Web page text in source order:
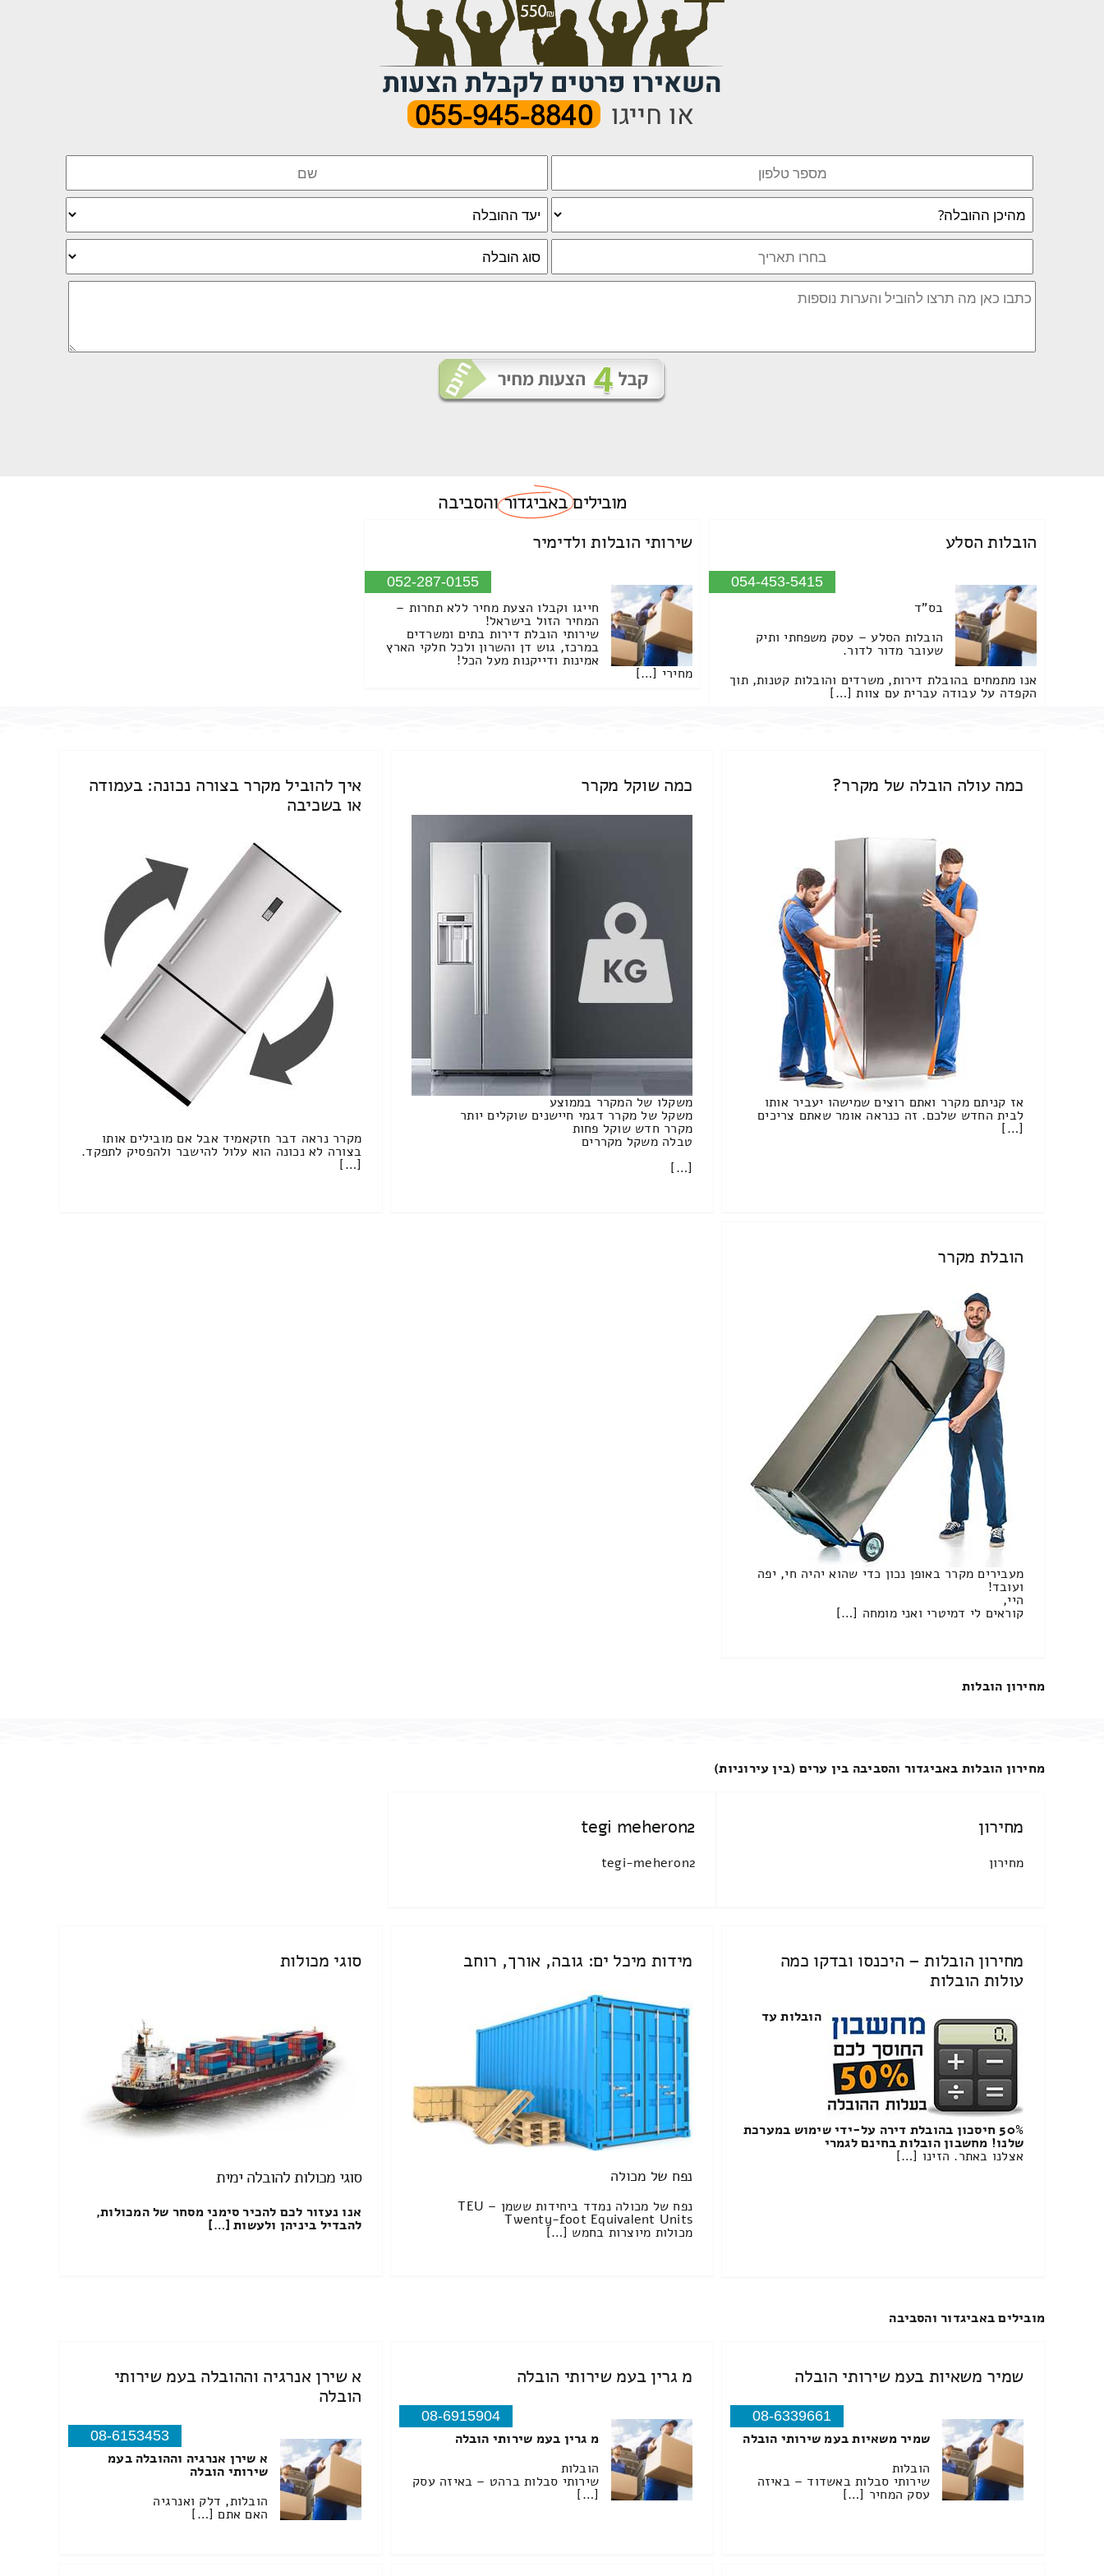
מוביליםבאביגדורוהסביבה
הובלות הסלע
054-453-5415
בס"ד
הובלות הסלע – עסק משפחתי ותיק
שעובר מדור לדור.
אנו מתמחים בהובלת דירות, משרדים והובלות קטנות, תוך
הקפדה על עבודה עברית עם צוות […]
שירותי הובלות ולדימיר
052-287-0155
חייגו וקבלו הצעת מחיר ללא תחרות –
המחיר הזול בישראל!
שירותי הובלת דירות בתים ומשרדים
במרכז, גוש דן והשרון ולכל חלקי הארץ
אמינות ודייקנות מעל הכל!
מחירי […]
כמה עולה הובלה של מקרר?
אז קניתם מקרר ואתם רוצים שמישהו יעביר אותו
לבית החדש שלכם. זה כנראה אומר שאתם צריכים
[…]
כמה שוקל מקרר
משקלו של המקרר בממוצע
משקל של מקרר דגמי חיישנים שוקלים יותר
מקרר חדש שוקל פחות
טבלה משקל מקררים
[…]
איך להוביל מקרר בצורה נכונה: בעמודה
או בשכיבה
מקרר נראה דבר חזקאמיד אבל אם מובילים אותו
בצורה לא נכונה הוא עלול להישבר ולהפסיק לתפקד.
[…]
הובלת מקרר
מעבירים מקרר באופן נכון כדי שהוא יהיה חי, יפה
ועובד!
היי,
קוראים לי דמיטרי ואני מומחה […]
מחירון הובלות
מחירון הובלות באביגדור והסביבה בין ערים (בין עירוניות)
מחירון
מחירון
tegi meheron2
tegi-meheron2
מחירון הובלות – היכנסו ובדקו כמה
עולות הובלות
הובלות עד
50% חיסכון בהובלת דירה על-ידי שימוש במערכת
שלנו! מחשבון הובלות בחינם לגמרי
אצלנו באתר. הזינו […]
מידות מיכל ים: גובה, אורך, רוחב
נפח של מכולה
נפח של מכולה נמדד ביחידות ששמן TEU –
Twenty-foot Equivalent Units
מכולות מיוצרות בחמש […]
סוגי מכולות
סוגי מכולות להובלה ימית
אנו נעזור לכם להכיר סימני מסחר של המכולות,
להבדיל ביניהן ולעשות […]
מובילים באביגדור והסביבה
שמיר משאיות בעמ שירותי הובלה
08-6339661
שמיר משאיות בעמ שירותי הובלה
הובלות
שירותי סבלות באשדוד – באיזה
עסק המחיר […]
מ גרין בעמ שירותי הובלה
08-6915904
מ גרין בעמ שירותי הובלה
הובלות
שירותי סבלות ברהט – באיזה עסק
[…]
א שירן אנרגיה וההובלה בעמ שירותי
הובלה
08-6153453
א שירן אנרגיה וההובלה בעמ
שירותי הובלה
הובלות, דלק ואנרגיה
האם אתם […]